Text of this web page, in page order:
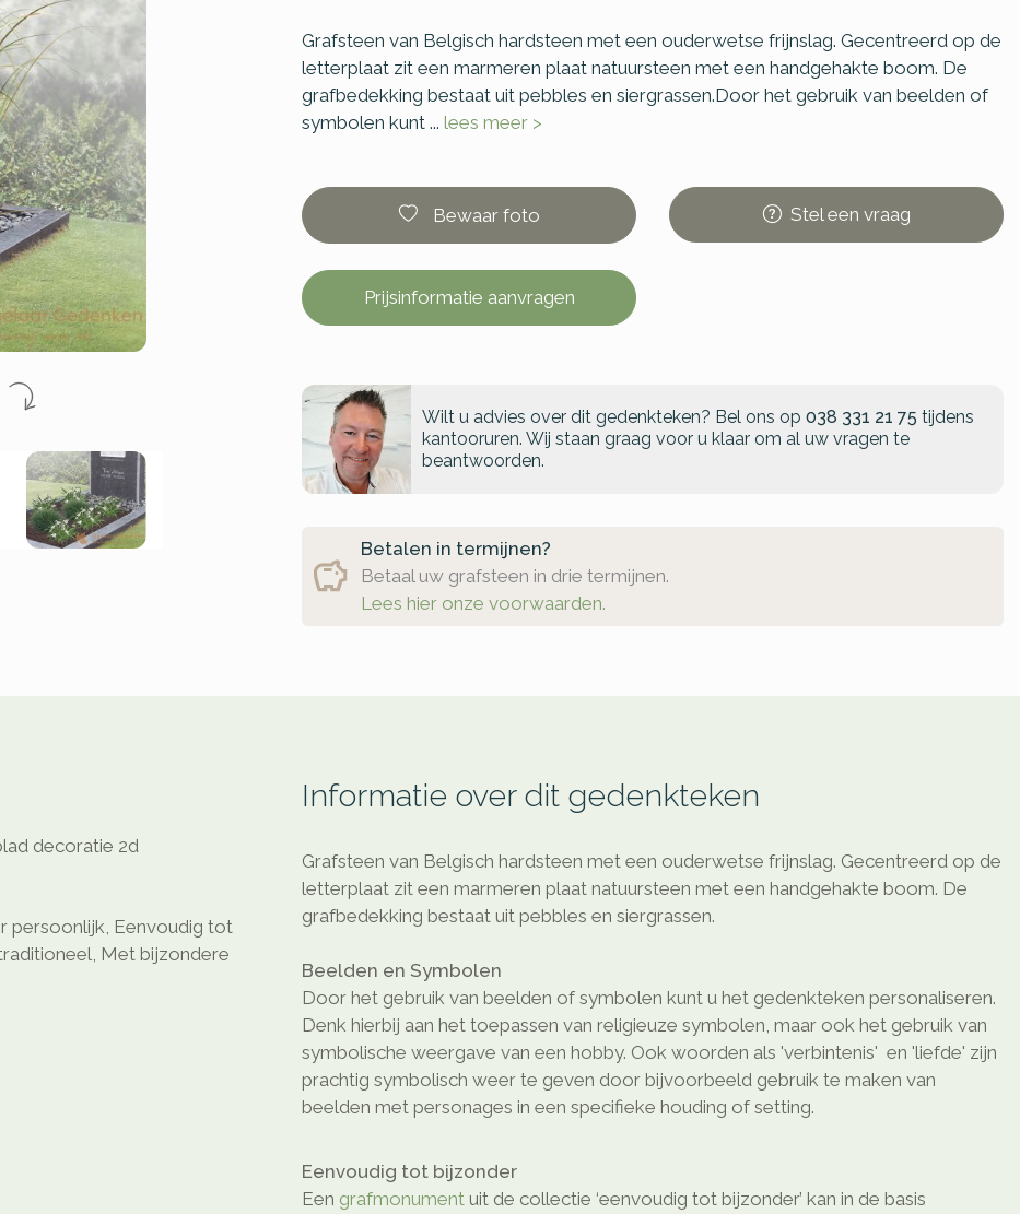
Grafsteen van Belgisch hardsteen met een ouderwetse frijnslag. Gecentreerd op de
letterplaat zit een marmeren plaat natuursteen met een handgehakte boom. De
grafbedekking bestaat uit pebbles en siergrassen.Door het gebruik van beelden of
symbolen kunt ... lees meer >
Bewaar foto Steleen vraag
Prijsinformatie aanvragen
Wilt u advies over dit gedenkteken? Bel ons op 038 331 21 75 tijdens
kantooruren. Wij staan graag voor u klaar om al uw vragen te
beantwoorden.
Betalen in termijnen?
Betaal uw grafsteen in drie termijnen.
Lees hier onze voorwaarden.
decoratie 2d
persoonlijk, Eenvoudig tot
Met bijzondere
Informatie over dit gedenkteken
Grafsteen van Belgisch hardsteen met een ouderwetse frijnslag. Gecentreerd op de
letterplaat zit een marmeren plaat natuursteen met een handgehakte boom. De
grafbedekking bestaat uit pebbles en siergrassen.
Beelden en Symbolen
Door het gebruik van beelden of symbolen kunt u het gedenkteken personaliseren.
Denk hierbij aan het toepassen van religieuze symbolen, maar ook het gebruik van
symbolische weergave van een hobby. Ook woorden als 'verbintenis' en 'liefde' zijn
prachtig symbolisch weer te geven door bijvoorbeeld gebruik te maken van
beelden met personages in een specifieke houding of setting.
Eenvoudig tot bijzonder
Een grafmonument uit de collectie ‘eenvoudig tot bijzonder’ kan in de basis